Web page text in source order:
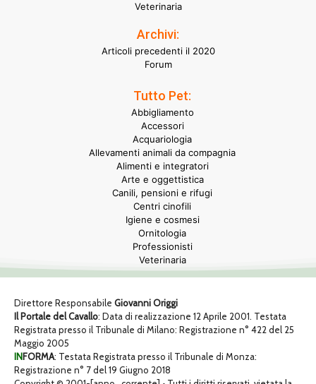
Veterinaria
Archivi:
Articoli precedenti il 2020
Forum
Tutto Pet:
Abbigliamento
Accessori
Acquariologia
Allevamenti animali da compagnia
Alimenti e integratori
Arte e oggettistica
Canili, pensioni e rifugi
Centri cinofili
Igiene e cosmesi
Ornitologia
Professionisti
Veterinaria
Direttore Responsabile Giovanni Origgi
Il Portale del Cavallo: Data di realizzazione 12 Aprile 2001. Testata
Registrata presso il Tribunale di Milano: Registrazione n° 422 del 25
Maggio 2005
INFORMA: Testata Registrata presso il Tribunale di Monza:
Registrazione n° 7 del 19 Giugno 2018